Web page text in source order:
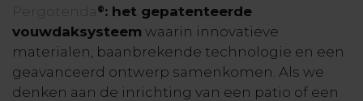
Pergotenda ®: het gepatenteerde
vouwdaksysteem waarin innovatieve
materialen, baanbrekende technologie en een
geavanceerd ontwerp samenkomen. Als we
denken aan de inrichting van een patio of een